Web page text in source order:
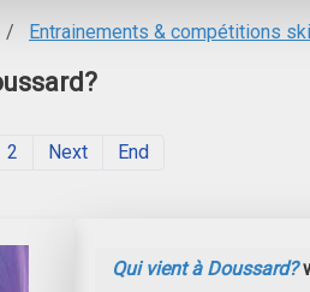
Entrainements & compétitions
2 Next End
Qui vient à Doussard?